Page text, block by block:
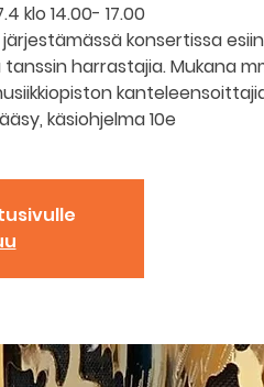
klo 14.00- 17.00
konsertissa
harrastajia. Mukana
käsiohjelma 10e